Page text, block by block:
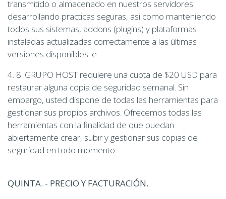
transmitido o almacenado en nuestros servidores
desarrollando practicas seguras, asi como manteniendo
todos sus sistemas, addons (plugins) y plataformas
instaladas actualizadas correctamente a las últimas
versiones disponibles. e
4. 8. GRUPO HOST requiere una cuota de $20 USD para
restaurar alguna copia de seguridad semanal. Sin
embargo, usted dispone de todas las herramientas para
gestionar sus propios archivos. Ofrecemos todas las
herramientas con la finalidad de que puedan
abiertamente crear, subir y gestionar sus copias de
seguridad en todo momento.
QUINTA. - PRECIO Y FACTURACIÓN.